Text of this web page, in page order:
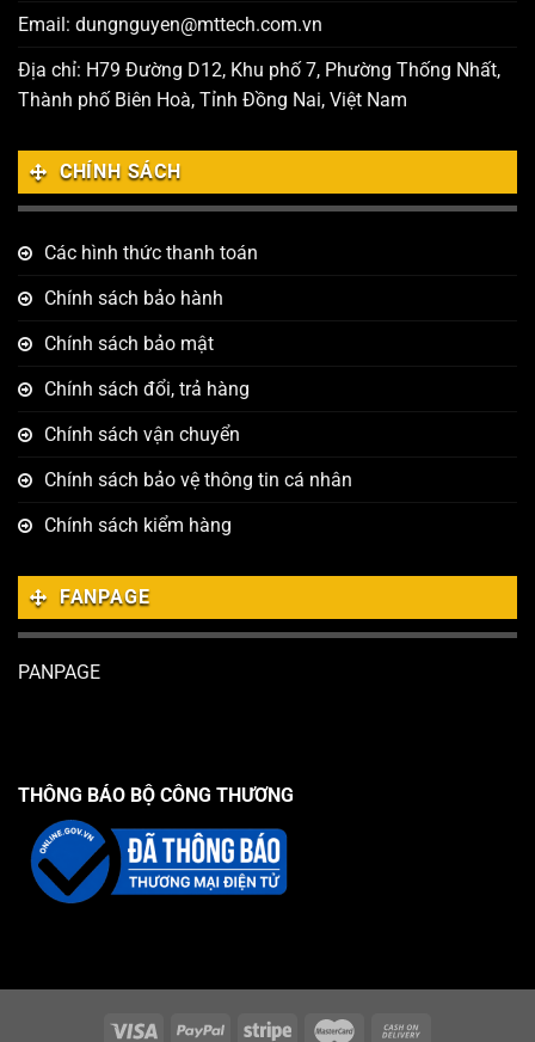
Email: dungnguyen@mttech.com.vn
Địa chỉ: H79 Đường D12, Khu phố 7, Phường Thống Nhất,
Thành phố Biên Hoà, Tỉnh Đồng Nai, Việt Nam
CHÍNH SÁCH
Các hình thức thanh toán
Chính sách bảo hành
Chính sách bảo mật
Chính sách đổi, trả hàng
Chính sách vận chuyển
Chính sách bảo vệ thông tin cá nhân
Chính sách kiểm hàng
FANPAGE
PANPAGE
THÔNG BÁO BỘ CÔNG THƯƠNG